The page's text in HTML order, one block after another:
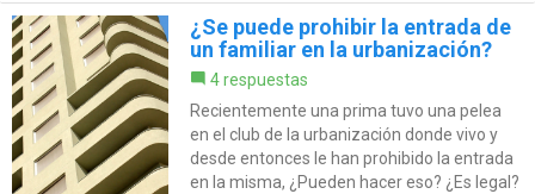
¿Se puede prohibir la entrada de
un familiar en la urbanización?
4 respuestas
Recientemente una prima tuvo una pelea
en el club de la urbanización donde vivo y
desde entonces le han prohibido la entrada
en la misma, ¿Pueden hacer eso? ¿Es legal?